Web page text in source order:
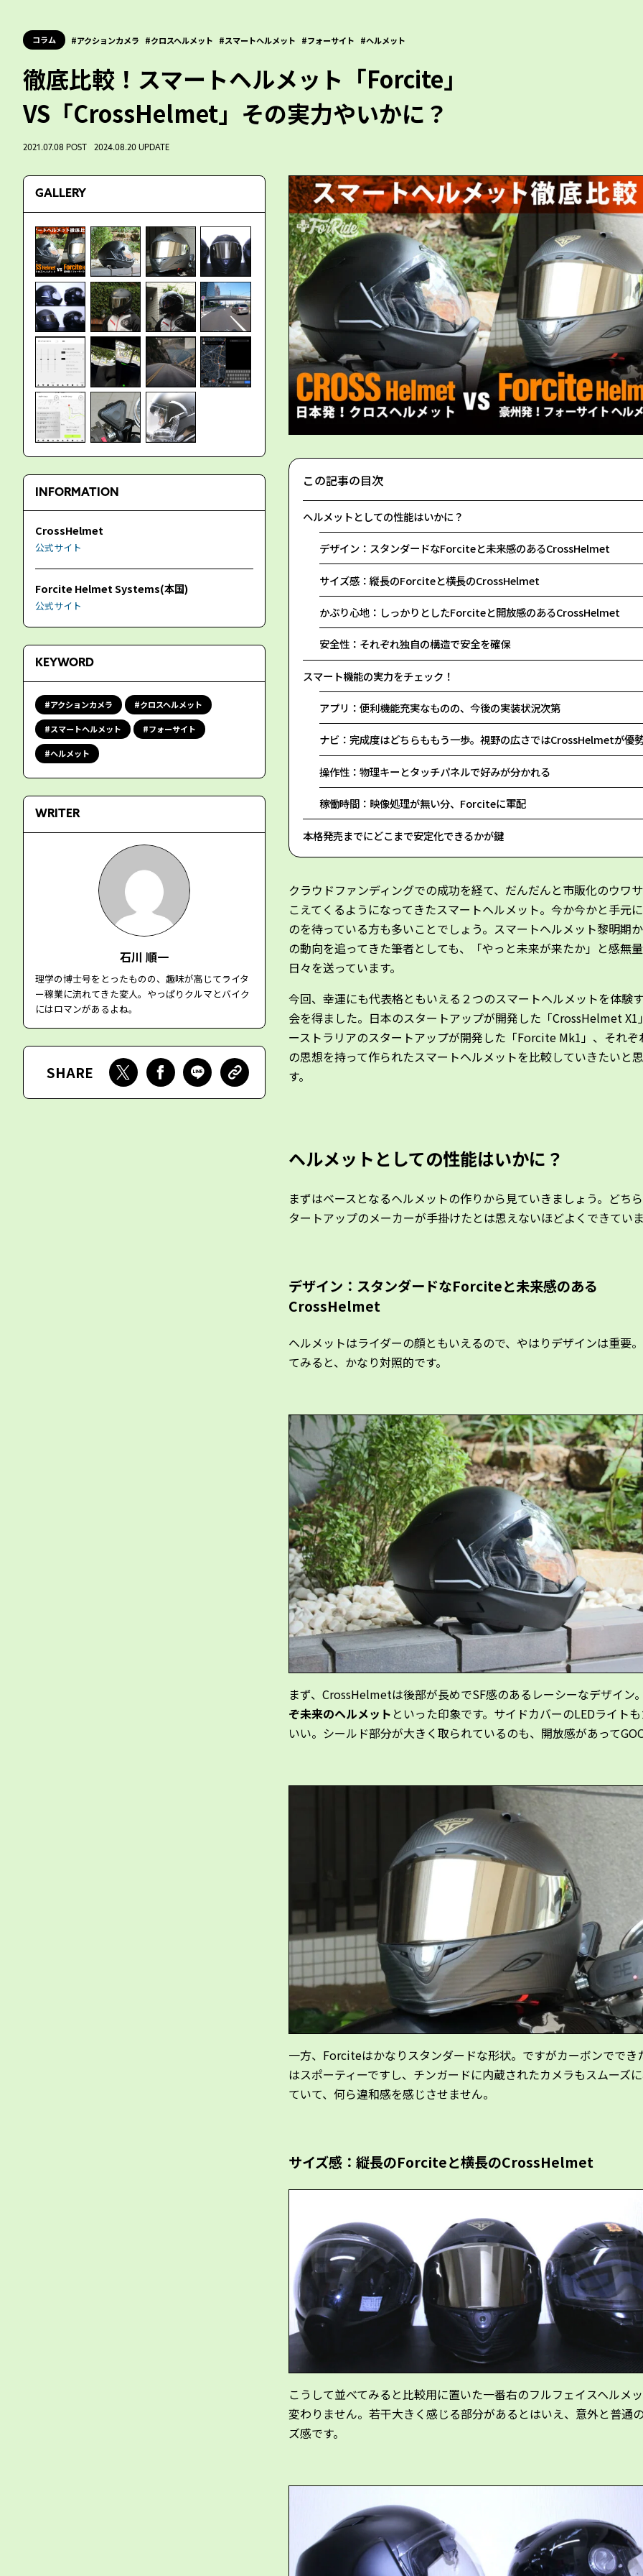
コラム アクションカメラ クロスヘルメット スマートヘルメット フォーサイト ヘルメット
徹底比較！スマートヘルメット「Forcite」
VS「CrossHelmet」その実力やいかに？
2021.07.08 POST 2024.08.20 UPDATE
この記事の目次
ヘルメットとしての性能はいかに？
デザイン：スタンダードなForciteと未来感のあるCrossHelmet
サイズ感：縦長のForciteと横長のCrossHelmet
かぶり心地：しっかりとしたForciteと開放感のあるCrossHelmet
安全性：それぞれ独自の構造で安全を確保
スマート機能の実力をチェック！
アプリ：便利機能充実なものの、今後の実装状況次第
ナビ：完成度はどちらももう一歩。視野の広さではCrossHelmetが優
操作性：物理キーとタッチパネルで好みが分かれる
稼働時間：映像処理が無い分、Forciteに軍配
本格発売までにどこまで安定化できるかが鍵
クラウドファンディングでの成功を経て、だんだんと市販化のウワ
こえてくるようになってきたスマートヘルメット。今か今かと手元
のを待っている方も多いことでしょう。スマートヘルメット黎明期
の動向を追ってきた筆者としても、「やっと未来が来たか」と感無
日々を送っています。
今回、幸運にも代表格ともいえる２つのスマートヘルメットを体験
会を得ました。日本のスタートアップが開発した「CrossHelmet X1
ーストラリアのスタートアップが開発した「Forcite Mk1」、それぞ
の思想を持って作られたスマートヘルメットを比較していきたいと
す。
ヘルメットとしての性能はいかに？
まずはベースとなるヘルメットの作りから見ていきましょう。どち
タートアップのメーカーが手掛けたとは思えないほどよくできてい
デザイン：スタンダードなForciteと未来感のある
CrossHelmet
ヘルメットはライダーの顔ともいえるので、やはりデザインは重要
てみると、かなり対照的です。
まず、CrossHelmetは後部が長めでSF感のあるレーシーなデザイン
ぞ未来のヘルメット といった印象です。サイドカバーのLEDライト
いい。シールド部分が大きく取られているのも、開放感があって
一方、Forciteはかなりスタンダードな形状。ですがカーボンででき
はスポーティーですし、チンガードに内蔵されたカメラもスムーズ
ていて、何ら違和感を感じさせません。
サイズ感：縦長のForciteと横長のCrossHelmet
こうして並べてみると比較用に置いた一番右のフルフェイスヘルメ
変わりません。若干大きく感じる部分があるとはいえ、意外と普通
ズ感です。
GALLERY
INFORMATION
CrossHelmet
公式サイト
Forcite Helmet Systems(本国)
公式サイト
KEYWORD
アクションカメラ クロスヘルメット
スマートヘルメット フォーサイト
ヘルメット
WRITER
石川 順一
理学の博士号をとったものの、趣味が高じてライタ
ー稼業に流れてきた変人。やっぱりクルマとバイク
にはロマンがあるよね。
SHARE